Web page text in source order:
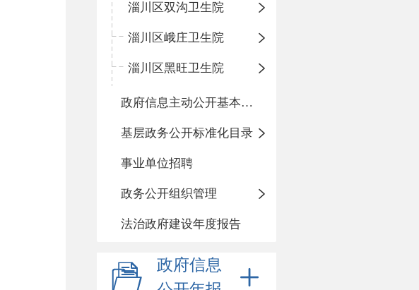
淄川区双沟卫生院
淄川区峨庄卫生院
淄川区黑旺卫生院
政府信息主动公开基本目录
基层政务公开标准化目录
事业单位招聘
政务公开组织管理
法治政府建设年度报告
政府信息